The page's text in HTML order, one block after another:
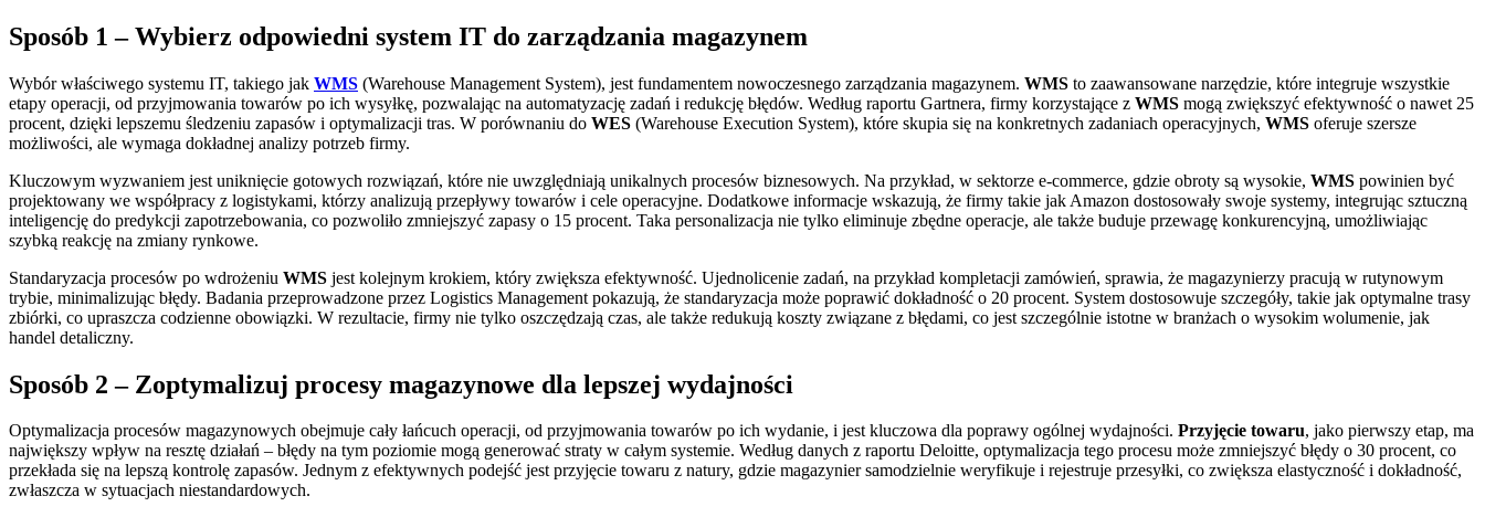
Sposób 1 – Wybierz odpowiedni system IT do zarządzania magazynem
Wybór właściwego systemu IT, takiego jak WMS (Warehouse Management System), jest fundamentem nowoczesnego zarządzania magazynem. WMS to zaawansowane narzędzie, które integruje wszystkie
etapy operacji, od przyjmowania towarów po ich wysyłkę, pozwalając na automatyzację zadań i redukcję błędów. Według raportu Gartnera, firmy korzystające z WMS mogą zwiększyć efektywność o nawet 25
procent, dzięki lepszemu śledzeniu zapasów i optymalizacji tras. W porównaniu do WES (Warehouse Execution System), które skupia się na konkretnych zadaniach operacyjnych, WMS oferuje szersze
możliwości, ale wymaga dokładnej analizy potrzeb firmy.
Kluczowym wyzwaniem jest uniknięcie gotowych rozwiązań, które nie uwzględniają unikalnych procesów biznesowych. Na przykład, w sektorze e-commerce, gdzie obroty są wysokie, WMS powinien być
projektowany we współpracy z logistykami, którzy analizują przepływy towarów i cele operacyjne. Dodatkowe informacje wskazują, że firmy takie jak Amazon dostosowały swoje systemy, integrując sztuczną
inteligencję do predykcji zapotrzebowania, co pozwoliło zmniejszyć zapasy o 15 procent. Taka personalizacja nie tylko eliminuje zbędne operacje, ale także buduje przewagę konkurencyjną, umożliwiając
szybką reakcję na zmiany rynkowe.
Standaryzacja procesów po wdrożeniu WMS jest kolejnym krokiem, który zwiększa efektywność. Ujednolicenie zadań, na przykład kompletacji zamówień, sprawia, że magazynierzy pracują w rutynowym
trybie, minimalizując błędy. Badania przeprowadzone przez Logistics Management pokazują, że standaryzacja może poprawić dokładność o 20 procent. System dostosowuje szczegóły, takie jak optymalne trasy
zbiórki, co upraszcza codzienne obowiązki. W rezultacie, firmy nie tylko oszczędzają czas, ale także redukują koszty związane z błędami, co jest szczególnie istotne w branżach o wysokim wolumenie, jak
handel detaliczny.
Sposób 2 – Zoptymalizuj procesy magazynowe dla lepszej wydajności
Optymalizacja procesów magazynowych obejmuje cały łańcuch operacji, od przyjmowania towarów po ich wydanie, i jest kluczowa dla poprawy ogólnej wydajności. Przyjęcie towaru, jako pierwszy etap, ma
największy wpływ na resztę działań – błędy na tym poziomie mogą generować straty w całym systemie. Według danych z raportu Deloitte, optymalizacja tego procesu może zmniejszyć błędy o 30 procent, co
przekłada się na lepszą kontrolę zapasów. Jednym z efektywnych podejść jest przyjęcie towaru z natury, gdzie magazynier samodzielnie weryfikuje i rejestruje przesyłki, co zwiększa elastyczność i dokładność,
zwłaszcza w sytuacjach niestandardowych.